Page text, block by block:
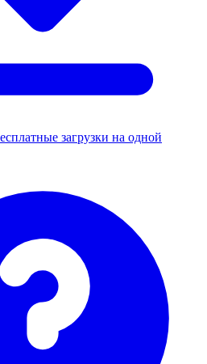
загрузки на одной